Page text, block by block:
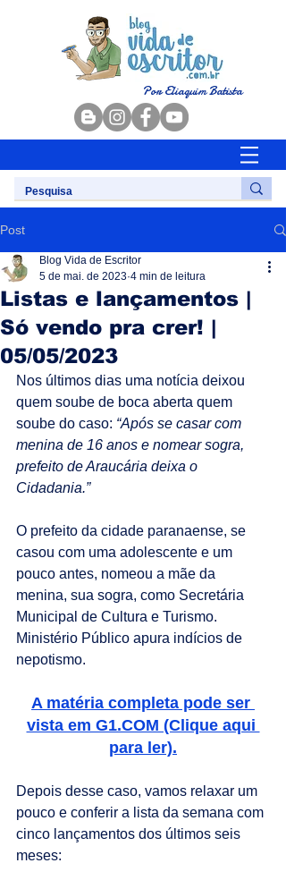
Por Eliaquim Batista
Post
Listas e lançamentos |
Só vendo pra crer! |
05/05/2023
Blog Vida de Escritor
5 de mai. de 2023 4 min de leitura
Nos últimos dias uma notícia deixou
quem soube de boca aberta quem
soube do caso: “Após se casar com
menina de 16 anos e nomear sogra,
prefeito de Araucária deixa o
Cidadania.”
O prefeito da cidade paranaense, se
casou com uma adolescente e um
pouco antes, nomeou a mãe da
menina, sua sogra, como Secretária
Municipal de Cultura e Turismo.
Ministério Público apura indícios de
nepotismo.
A matéria completa pode ser
vista em G1.COM (Clique aqui
para ler).
Depois desse caso, vamos relaxar um
pouco e conferir a lista da semana com
cinco lançamentos dos últimos seis
meses: